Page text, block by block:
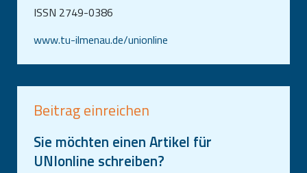
www.tu-ilmenau.de/unionline
ISSN 2749-0386
Beitrag einreichen
Sie möchten einen Artikel für
UNIonline schreiben?